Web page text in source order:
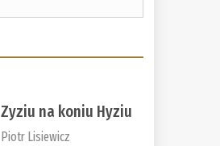
Zyziu na koniu Hyziu
Piotr Lisiewicz